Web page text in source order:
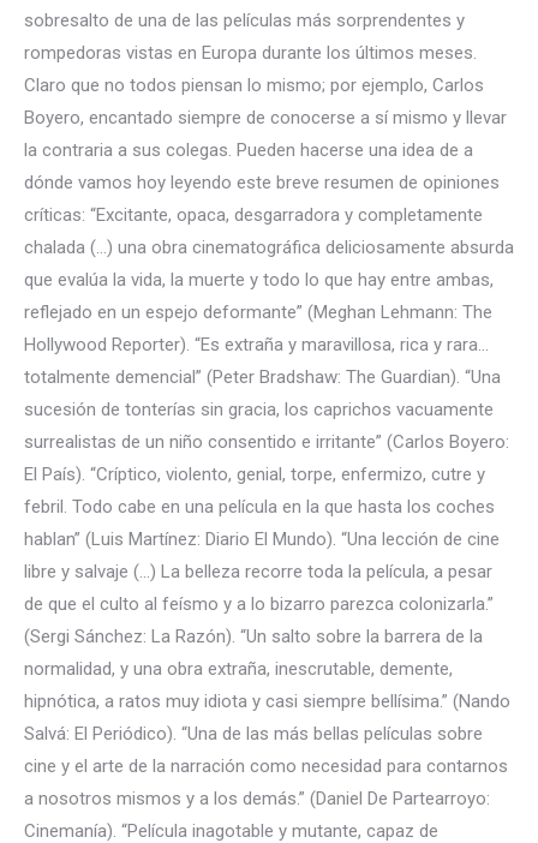
sobresalto de una de las películas más sorprendentes y
rompedoras vistas en Europa durante los últimos meses.
Claro que no todos piensan lo mismo; por ejemplo, Carlos
Boyero, encantado siempre de conocerse a sí mismo y llevar
la contraria a sus colegas. Pueden hacerse una idea de a
dónde vamos hoy leyendo este breve resumen de opiniones
críticas: “Excitante, opaca, desgarradora y completamente
chalada (…) una obra cinematográfica deliciosamente absurda
que evalúa la vida, la muerte y todo lo que hay entre ambas,
reflejado en un espejo deformante” (Meghan Lehmann: The
Hollywood Reporter). “Es extraña y maravillosa, rica y rara…
totalmente demencial” (Peter Bradshaw: The Guardian). “Una
sucesión de tonterías sin gracia, los caprichos vacuamente
surrealistas de un niño consentido e irritante” (Carlos Boyero:
El País). “Críptico, violento, genial, torpe, enfermizo, cutre y
febril. Todo cabe en una película en la que hasta los coches
hablan” (Luis Martínez: Diario El Mundo). “Una lección de cine
libre y salvaje (…) La belleza recorre toda la película, a pesar
de que el culto al feísmo y a lo bizarro parezca colonizarla.”
(Sergi Sánchez: La Razón). “Un salto sobre la barrera de la
normalidad, y una obra extraña, inescrutable, demente,
hipnótica, a ratos muy idiota y casi siempre bellísima.” (Nando
Salvá: El Periódico). “Una de las más bellas películas sobre
cine y el arte de la narración como necesidad para contarnos
a nosotros mismos y a los demás.” (Daniel De Partearroyo:
Cinemanía). “Película inagotable y mutante, capaz de